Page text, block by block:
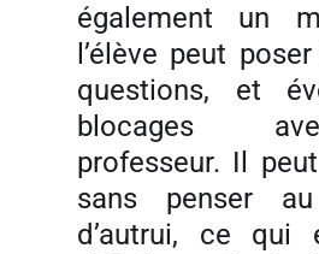
également un
l’élève peut
questions, et
blocages
professeur. Il
sans penser
d’autrui, ce qui